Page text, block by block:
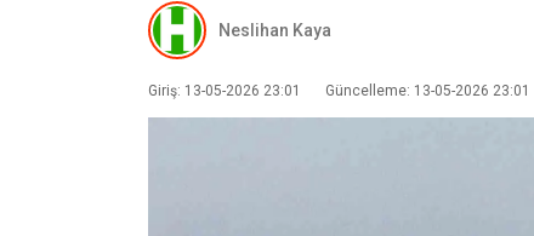
Neslihan Kaya
Giriş: 13-05-2026 23:01 Güncelleme: 13-05-2026 23:01